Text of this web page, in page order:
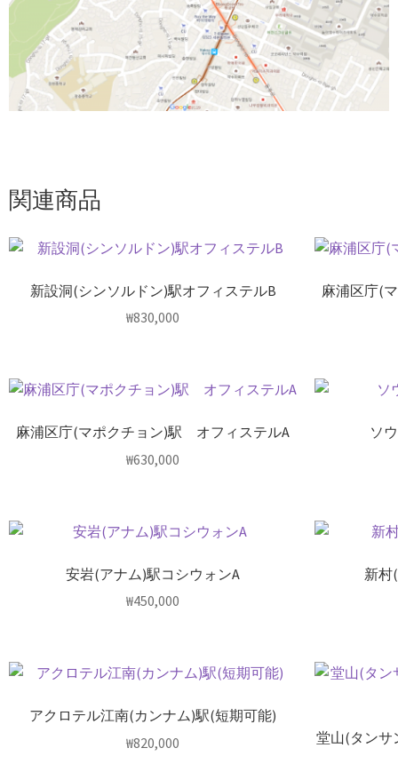
関連商品
新設洞(シンソルドン)駅オフィステルB
₩830,000
麻浦区庁(
麻浦区庁(マポクチョン)駅 オフィステルA
₩630,000
ソ
安岩(アナム)駅コシウォンA
₩450,000
新村
アクロテル江南(カンナム)駅(短期可能)
₩820,000 堂山(タンサ